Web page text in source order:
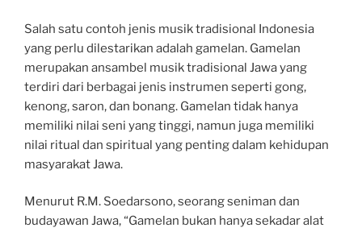
Salah satu contoh jenis musik tradisional Indonesia
yang perlu dilestarikan adalah gamelan. Gamelan
merupakan ansambel musik tradisional Jawa yang
terdiri dari berbagai jenis instrumen seperti gong,
kenong, saron, dan bonang. Gamelan tidak hanya
memiliki nilai seni yang tinggi, namun juga memiliki
nilai ritual dan spiritual yang penting dalam kehidupan
masyarakat Jawa.
Menurut R.M. Soedarsono, seorang seniman dan
budayawan Jawa, “Gamelan bukan hanya sekadar alat